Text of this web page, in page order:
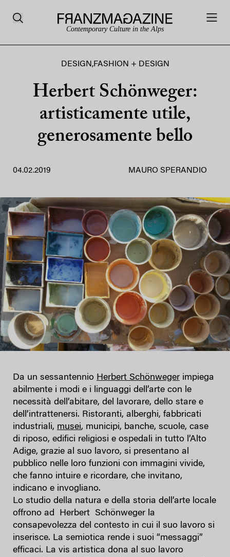
Contemporary Culture in the Alps
DESIGN ,FASHION + DESIGN
Herbert Schönweger:
artisticamente utile,
generosamente bello
04.02.2019 MAURO SPERANDIO
Da un sessantennio Herbert Schönweger impiega
abilmente i modi e i linguaggi dell’arte con le
necessità dell’abitare, del lavorare, dello stare e
dell’intrattenersi. Ristoranti, alberghi, fabbricati
industriali, musei, municipi, banche, scuole, case
di riposo, edifici religiosi e ospedali in tutto l’Alto
Adige, grazie al suo lavoro, si presentano al
pubblico nelle loro funzioni con immagini vivide,
che fanno intuire e ricordare, che invitano,
indicano e invogliano.
Lo studio della natura e della storia dell’arte locale
offrono ad Herbert Schönweger la
consapevolezza del contesto in cui il suo lavoro si
inserisce. La semiotica rende i suoi “messaggi”
efficaci. La vis artistica dona al suo lavoro